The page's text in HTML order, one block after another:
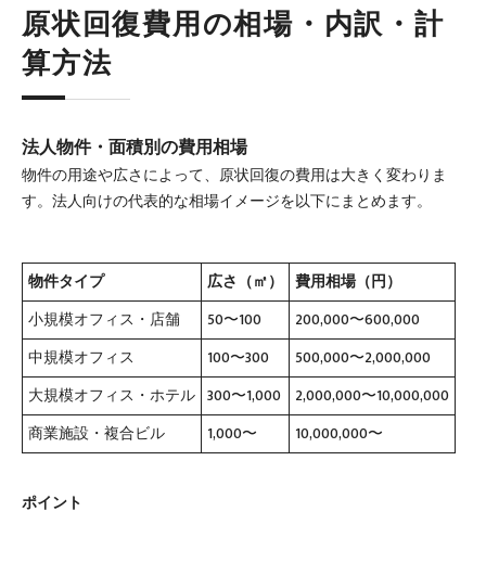
原状回復費用の相場・内訳・計
算方法
法人物件・面積別の費用相場
物件の用途や広さによって、原状回復の費用は大きく変わりま
す。法人向けの代表的な相場イメージを以下にまとめます。
物件タイプ 広さ（㎡）
費用相場（円）
小規模オフィス・店舗
50〜100
200,000〜600,000
中規模オフィス
100〜300
500,000〜2,000,000
大規模オフィス・ホテル 300〜1,000
2,000,000〜10,000,000
商業施設・複合ビル
1,000〜 10,000,000〜
ポイント